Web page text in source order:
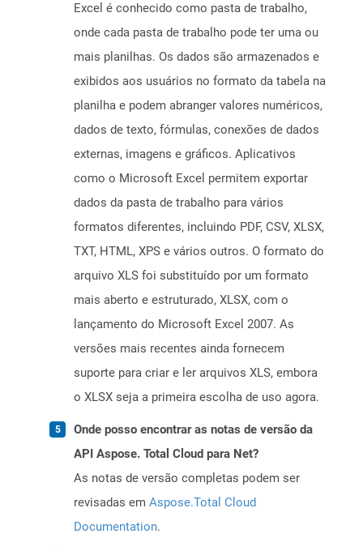
Excel é conhecido como pasta de trabalho,
onde cada pasta de trabalho pode ter uma ou
mais planilhas. Os dados são armazenados e
exibidos aos usuários no formato da tabela na
planilha e podem abranger valores numéricos,
dados de texto, fórmulas, conexões de dados
externas, imagens e gráficos. Aplicativos
como o Microsoft Excel permitem exportar
dados da pasta de trabalho para vários
formatos diferentes, incluindo PDF, CSV, XLSX,
TXT, HTML, XPS e vários outros. O formato do
arquivo XLS foi substituído por um formato
mais aberto e estruturado, XLSX, com o
lançamento do Microsoft Excel 2007. As
versões mais recentes ainda fornecem
suporte para criar e ler arquivos XLS, embora
o XLSX seja a primeira escolha de uso agora.
Onde posso encontrar as notas de versão da
API Aspose. Total Cloud para Net?
As notas de versão completas podem ser
revisadas em Aspose.Total Cloud
Documentation.